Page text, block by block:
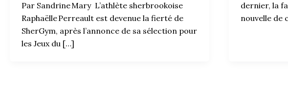
Par Sandrine Mary L’athlète sherbrookoise
Raphaëlle Perreault est devenue la fierté de
SherGym, après l’annonce de sa sélection pour
les Jeux du […]
dernier, la
nouvelle de